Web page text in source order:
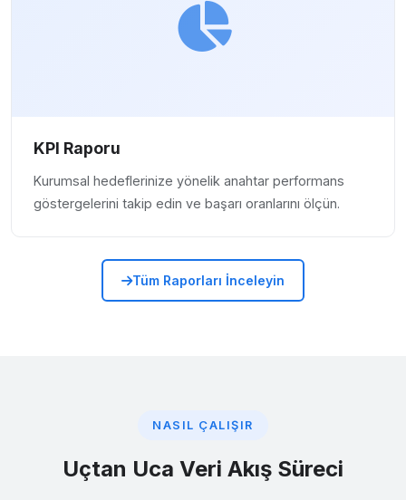
KPI Raporu
Kurumsal hedeflerinize yönelik anahtar performans
göstergelerini takip edin ve başarı oranlarını ölçün.
Tüm Raporları İnceleyin
NASIL ÇALIŞIR
Uçtan Uca Veri Akış Süreci